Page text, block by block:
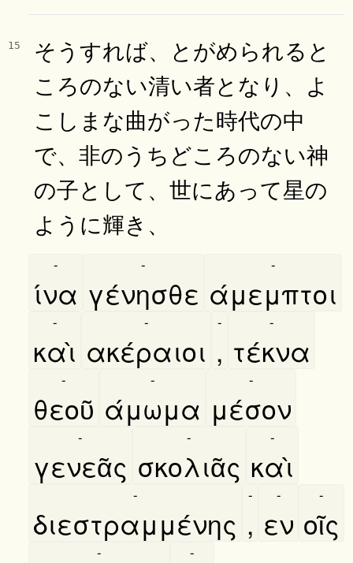
15
そうすれば、とがめられると
ころのない清い者となり、よ
こしまな曲がった時代の中
で、非のうちどころのない神
の子として、世にあって星の
ように輝き、
ίνα
-
γένησθε
-
άμεμπτοι
-
καὶ
-
ακέραιοι
-
,
-
τέκνα
-
θεοῦ
-
άμωμα
-
μέσον
-
γενεᾶς
-
σκολιᾶς
-
καὶ
-
διεστραμμένης
-
,
-
εν
-
οῖς
-
- -